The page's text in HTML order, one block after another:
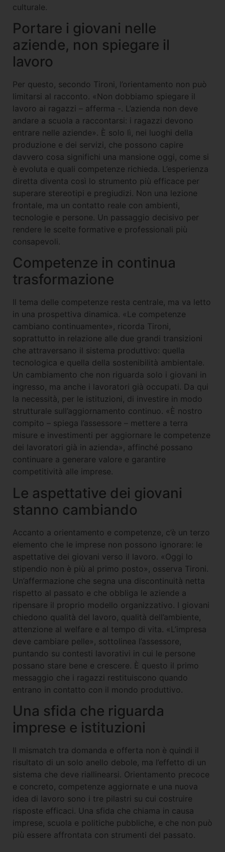
culturale.
Portare i giovani nelle
aziende, non spiegare il
lavoro
Per questo, secondo Tironi, l’orientamento non può
limitarsi al racconto. «Non dobbiamo spiegare il
lavoro ai ragazzi – afferma -. L’azienda non deve
andare a scuola a raccontarsi: i ragazzi devono
entrare nelle aziende». È solo lì, nei luoghi della
produzione e dei servizi, che possono capire
davvero cosa significhi una mansione oggi, come si
è evoluta e quali competenze richieda. L’esperienza
diretta diventa così lo strumento più efficace per
superare stereotipi e pregiudizi. Non una lezione
frontale, ma un contatto reale con ambienti,
tecnologie e persone. Un passaggio decisivo per
rendere le scelte formative e professionali più
consapevoli.
Competenze in continua
trasformazione
Il tema delle competenze resta centrale, ma va letto
in una prospettiva dinamica. «Le competenze
cambiano continuamente», ricorda Tironi,
soprattutto in relazione alle due grandi transizioni
che attraversano il sistema produttivo: quella
tecnologica e quella della sostenibilità ambientale.
Un cambiamento che non riguarda solo i giovani in
ingresso, ma anche i lavoratori già occupati. Da qui
la necessità, per le istituzioni, di investire in modo
strutturale sull’aggiornamento continuo. «È nostro
compito – spiega l’assessore – mettere a terra
misure e investimenti per aggiornare le competenze
dei lavoratori già in azienda», affinché possano
continuare a generare valore e garantire
competitività alle imprese.
Le aspettative dei giovani
stanno cambiando
Accanto a orientamento e competenze, c’è un terzo
elemento che le imprese non possono ignorare: le
aspettative dei giovani verso il lavoro. «Oggi lo
stipendio non è più al primo posto», osserva Tironi.
Un’affermazione che segna una discontinuità netta
rispetto al passato e che obbliga le aziende a
ripensare il proprio modello organizzativo. I giovani
chiedono qualità del lavoro, qualità dell’ambiente,
attenzione al welfare e al tempo di vita. «L’impresa
deve cambiare pelle», sottolinea l’assessore,
puntando su contesti lavorativi in cui le persone
possano stare bene e crescere. È questo il primo
messaggio che i ragazzi restituiscono quando
entrano in contatto con il mondo produttivo.
Una sfida che riguarda
imprese e istituzioni
Il mismatch tra domanda e offerta non è quindi il
risultato di un solo anello debole, ma l’effetto di un
sistema che deve riallinearsi. Orientamento precoce
e concreto, competenze aggiornate e una nuova
idea di lavoro sono i tre pilastri su cui costruire
risposte efficaci. Una sfida che chiama in causa
imprese, scuola e politiche pubbliche, e che non può
più essere affrontata con strumenti del passato.